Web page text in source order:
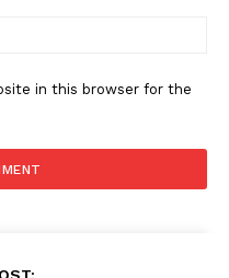
in this browser for the